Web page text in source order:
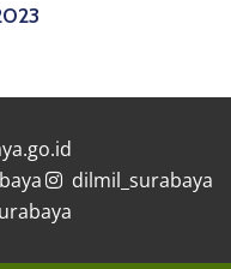
dilmil_surabaya